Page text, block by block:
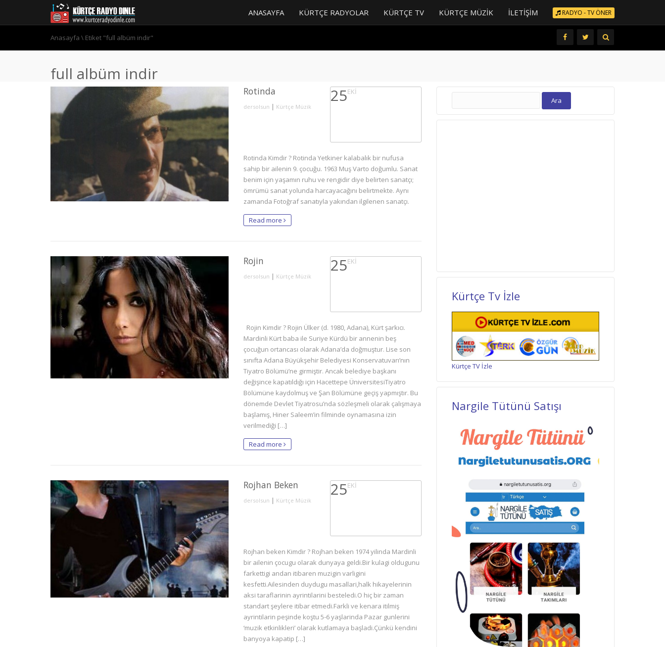
RADYO - TV ÖNER
ANASAYFA KÜRTÇE RADYOLAR KÜRTÇE TV KÜRTÇE MÜZIK İLETIŞIM
Anasayfa \ Etiket "full albüm indir"
full albüm indir
Rotinda
dersolsun | Kürtçe Müzik
25EKI
Rotinda Kimdir ? Rotinda Yetkiner kalabalık bir nufusa
sahip bir ailenin 9. çocuğu. 1963 Muş Varto doğumlu. Sanat
benim için yaşamın ruhu ve rengidir diye belirten sanatçı;
ömrümü sanat yolunda harcayacağını belirtmekte. Aynı
zamanda Fotoğraf sanatıyla yakından ilgilenen sanatçı.
Read more
Rojin
dersolsun | Kürtçe Müzik
25EKI
Rojin Kimdir ? Rojin Ülker (d. 1980, Adana), Kürt şarkıcı.
Mardinli Kürt baba ile Suriye Kürdü bir annenin beş
çocuğun ortancası olarak Adana’da doğmuştur. Lise son
sınıfta Adana Büyükşehir Belediyesi Konservatuvarı’nın
Tiyatro Bölümü’ne girmiştir. Ancak belediye başkanı
değişince kapatıldığı için Hacettepe ÜniversitesiTiyatro
Bölümüne kaydolmuş ve Şan Bölümüne geçiş yapmıştır. Bu
dönemde Devlet Tiyatrosu’nda sözleşmeli olarak çalışmaya
başlamış, Hiner Saleem’in filminde oynamasına izin
verilmediği […]
Read more
Rojhan Beken
dersolsun | Kürtçe Müzik
25EKI
Rojhan beken Kimdir ? Rojhan beken 1974 yilinda Mardinli
bir ailenin çocugu olarak dunyaya geldi.Bir kulagi oldugunu
farkettigi andan itibaren muzigin varligini
kesfetti.Ailesinden duydugu masallari,halk hikayelerinin
aksi taraflarinin ayrintilarini besteledi.O hiç bir zaman
standart şeylere itibar etmedi.Farkli ve kenara itilmiş
ayrintilarin peşinde koştu 5-6 yaşlarinda Pazar gunlerini
‘muzik etkinlikleri’ olarak kutlamaya başladi.Çünkü kendini
banyoya kapatip […]
Arama:
Kürtçe Tv İzle
Kürtçe TV İzle
Nargile Tütünü Satışı